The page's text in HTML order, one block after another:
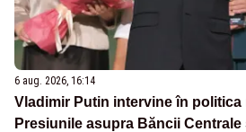
6 aug. 2026, 16:14
Vladimir Putin intervine în politica
Presiunile asupra Băncii